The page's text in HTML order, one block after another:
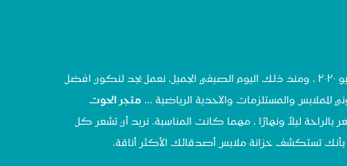
افتتحنا في مايو ٢٠٢٠ ، ومنذ ذلك اليوم الصيفي الجميل، نعمل بجد لنكون افضل
للملابس والمستلزمات والاحذية الرياضية ... متجر الحوت
بالراحة ليلاً ونهارًا ، مهما كانت المناسبة. نريد أن تشعر كل
بأنك تستكشف خزانة ملابس أصدقائك الأكثر أناقة.